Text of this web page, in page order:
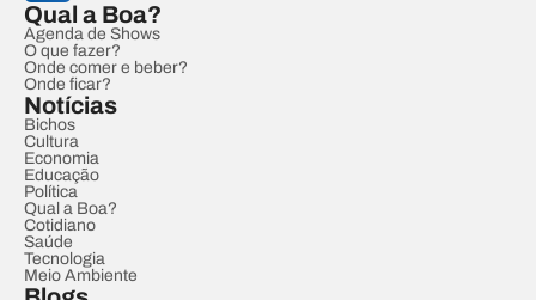
Qual a Boa?
Agenda de Shows
O que fazer?
Onde comer e beber?
Onde ficar?
Notícias
Bichos
Cultura
Economia
Educação
Política
Qual a Boa?
Cotidiano
Saúde
Tecnologia
Meio Ambiente